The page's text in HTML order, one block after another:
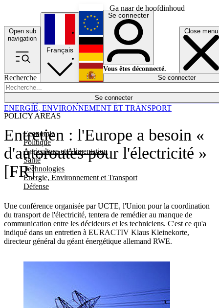
Ga naar de hoofdinhoud
Open sub
navigation
Close menu
Recherche
Se connecter
POLICY AREAS
Economie
Politique
Agriculture et Alimentation
Santé
Technologies
Energie, Environnement et Transport
Défense
Économie
Français
English
Deutsch
Español
Se connecter
Vous êtes déconnecté.
Se connecter
Entretien : l'Europe a besoin «
d'autoroutes pour l'électricité »
[FR]
Une conférence organisée par UCTE, l'Union pour la coordination
du transport de l'électricité, tentera de remédier au manque de
communication entre les décideurs et les techniciens. C'est ce qu'a
indiqué dans un entretien à EURACTIV Klaus Kleinekorte,
directeur général du géant énergétique allemand RWE.
ENERGIE, ENVIRONNEMENT ET TRANSPORT